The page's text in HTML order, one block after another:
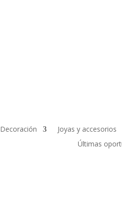
Decoración Joyas y accesorios
Últimas